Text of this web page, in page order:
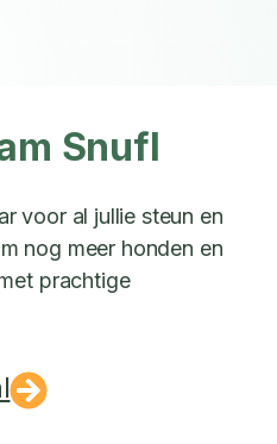
Snufl
voor al jullie steun en
nog meer honden en
prachtige